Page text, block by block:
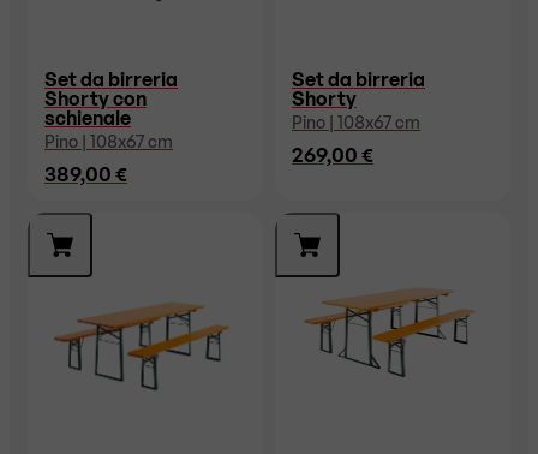
Set da birreria
Shorty con
schienale
Pino | 108x67 cm
389,00 €
Set da birreria
Shorty
Pino | 108x67 cm
269,00 €